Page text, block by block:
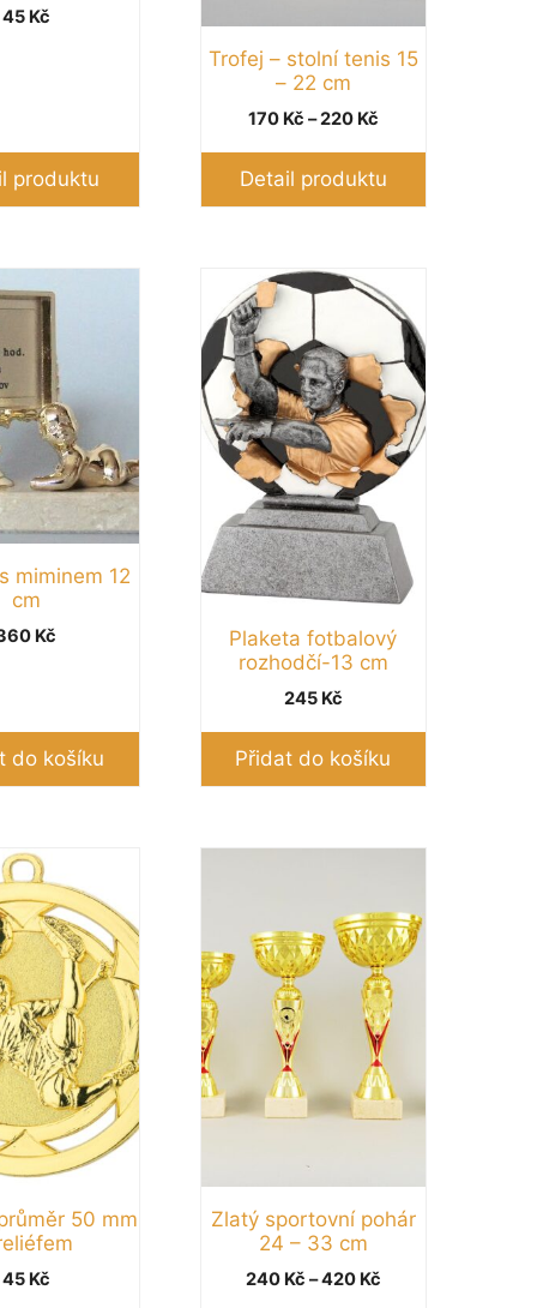
45 Kč
produktu
Trofej – stolní tenis 15
– 22 cm
170 Kč –220 KčRozpětí
až
Detail produktu
miminem 12
cm
Kč
do košíku
Plaketa fotbalový
rozhodčí-13 cm
245 Kč
Přidat do košíku
50 mm
45 Kč
Zlatý sportovní pohár
24 – 33 cm
240 Kč –420 KčRozpětí
více
variant.
Možnosti
lze
vybrat
na